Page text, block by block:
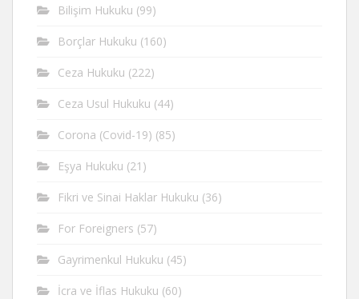
Bilişim Hukuku (99)
Borçlar Hukuku (160)
Ceza Hukuku (222)
Ceza Usul Hukuku (44)
Corona (Covid-19) (85)
Eşya Hukuku (21)
Fikri ve Sinai Haklar Hukuku (36)
For Foreigners (57)
Gayrimenkul Hukuku (45)
İcra ve İflas Hukuku (60)